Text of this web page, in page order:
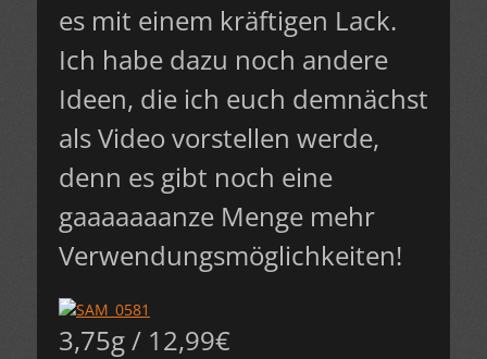
es mit einem kräftigen Lack.
Ich habe dazu noch andere
Ideen, die ich euch demnächst
als Video vorstellen werde,
denn es gibt noch eine
gaaaaaaanze Menge mehr
Verwendungsmöglichkeiten!
3,75g / 12,99€